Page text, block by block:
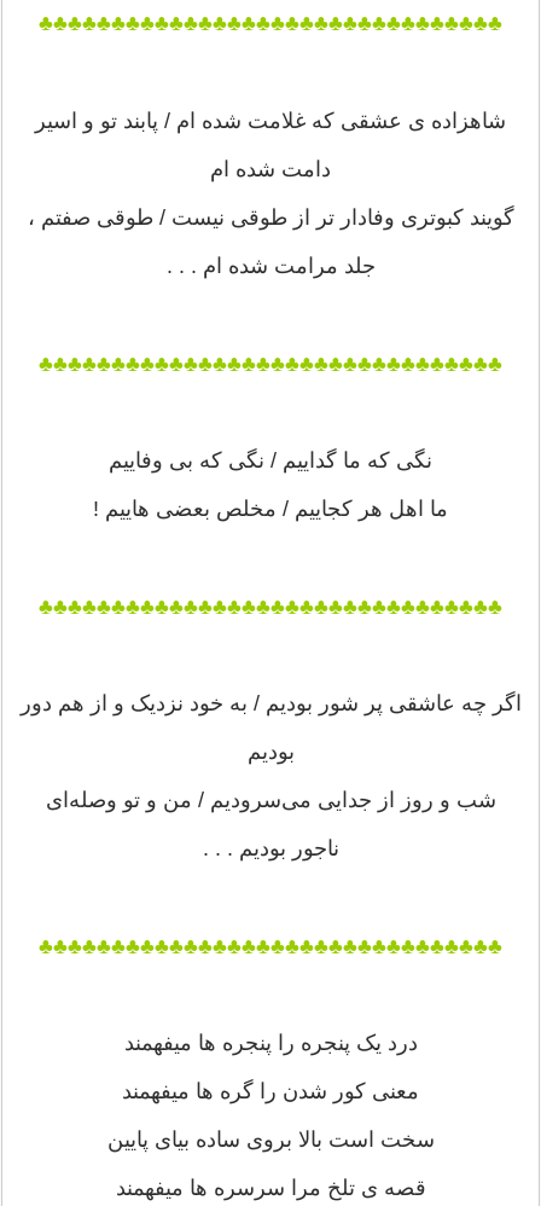
♣♣♣♣♣♣♣♣♣♣♣♣♣♣♣♣♣♣♣♣♣♣♣♣♣♣♣♣♣♣♣♣
شاهزاده ی عشقی که غلامت شده ام / پابند تو و اسیر
دامت شده ام
گویند کبوتری وفادار تر از طوقی نیست / طوقی صفتم ،
جلد مرامت شده ام . . .
♣♣♣♣♣♣♣♣♣♣♣♣♣♣♣♣♣♣♣♣♣♣♣♣♣♣♣♣♣♣♣♣
نگی که ما گداییم / نگی که بی وفاییم
ما اهل هر کجاییم / مخلص بعضی هاییم !
♣♣♣♣♣♣♣♣♣♣♣♣♣♣♣♣♣♣♣♣♣♣♣♣♣♣♣♣♣♣♣♣
اگر چه عاشقی پر شور بودیم / به خود نزدیک و از هم دور
بودیم
شب و روز از جدایی می‌سرودیم / من و تو وصله‌ای
ناجور بودیم . . .
♣♣♣♣♣♣♣♣♣♣♣♣♣♣♣♣♣♣♣♣♣♣♣♣♣♣♣♣♣♣♣♣
درد یک پنجره را پنجره ها میفهمند
معنی کور شدن را گره ها میفهمند
سخت است بالا بروی ساده بیای پایین
قصه ی تلخ مرا سرسره ها میفهمند